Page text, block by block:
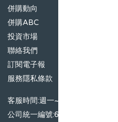
併購動向
併購ABC
投資市場
聯絡我們
訂閱電子報
服務隱私條款
客服時間:週一~週五09:00~17:00
公司統一編號:66509415